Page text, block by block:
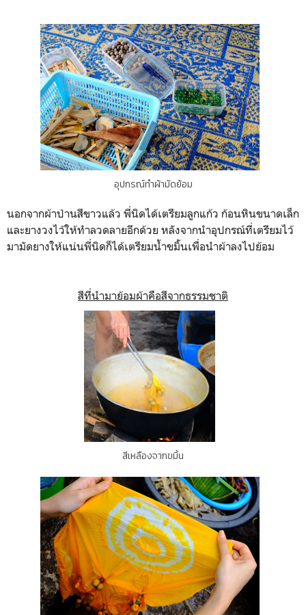
อุปกรณ์ทำผ้ามัดย้อม
นอกจากผ้าป่านสีขาวแล้ว พี่นิดได้เตรียมลูกแก้ว ก้อนหินขนาดเล็ก
และยางวงไว้ให้ทำลวดลายอีกด้วย หลังจากนำอุปกรณ์ที่เตรียมไว้
มามัดยางให้แน่นพี่นิดก็ได้เตรียมน้ำขมิ้นเพื่อนำผ้าลงไปย้อม
สีที่นำมาย้อมผ้าคือสีจากธรรมชาติ
สีเหลืองจากขมิ้น